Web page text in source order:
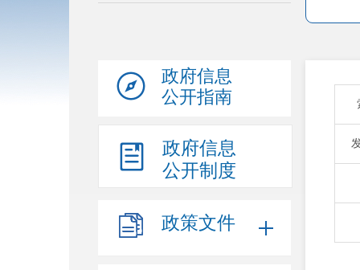
政府信息
公开指南
政府信息
公开制度
政策文件